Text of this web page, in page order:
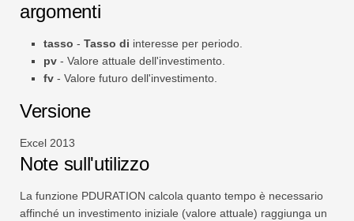
argomenti
tasso - Tasso di interesse per periodo.
pv - Valore attuale dell'investimento.
fv - Valore futuro dell'investimento.
Versione
Excel 2013
Note sull'utilizzo
La funzione PDURATION calcola quanto tempo è necessario
affinché un investimento iniziale (valore attuale) raggiunga un